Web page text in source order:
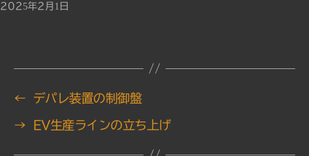
－
2025年2月1日
← デパレ装置の制御盤
→ EV生産ラインの立ち上げ